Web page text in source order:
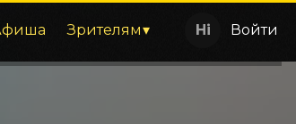
Зрителям Войти